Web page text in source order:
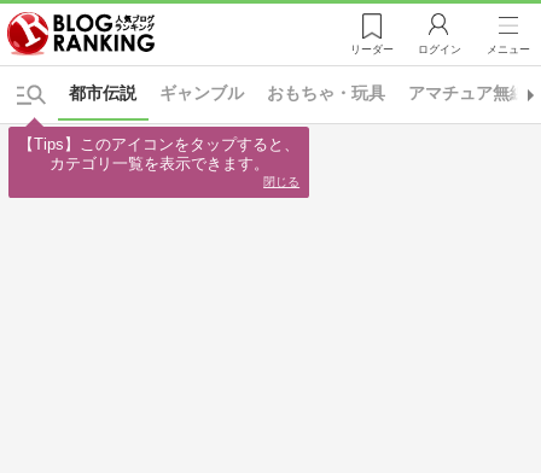
リーダー ログイン メニュー
ギャンブル おもちゃ・玩具 アマチュア無線
都市伝説
【Tips】このアイコンをタップすると、
カテゴリ一覧を表示できます。
閉じる